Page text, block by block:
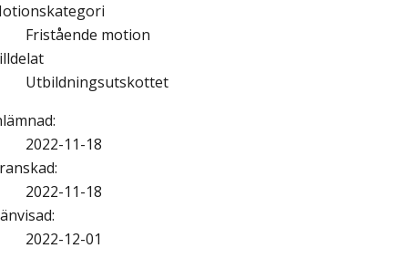
Fristående motion
Utbildningsutskottet
:
2022-11-18
:
2022-11-18
:
2022-12-01